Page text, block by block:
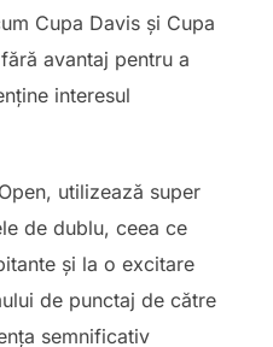
Cupa Davis și Cupa
avantaj pentru a
interesul
utilizează super
de dublu, ceea ce
și la o excitare
de punctaj de către
semnificativ